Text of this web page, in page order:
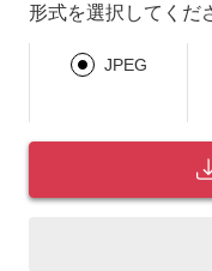
形式を選択してくだ
JPEG